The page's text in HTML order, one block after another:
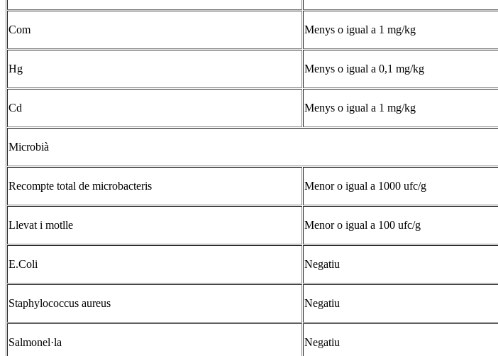
Com Menys o igual a 1 mg/kg
Hg Menys o igual a 0,1 mg/kg
Cd Menys o igual a 1 mg/kg
Microbià
Recompte total de microbacteris Menor o igual a 1000 ufc/g
Llevat i motlle Menor o igual a 100 ufc/g
E.Coli Negatiu
Staphylococcus aureus Negatiu
Salmonel·la Negatiu